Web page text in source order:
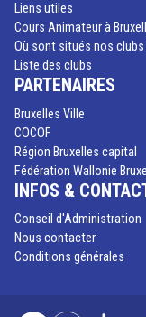
Liens utiles
Cours Animateur à
Où sont situés nos clubs
Liste des clubs
PARTENAIRES
Bruxelles Ville
COCOF
Région Bruxelles capital
Fédération Wallonie
INFOS &
Conseil d'Administration
Nous contacter
Conditions générales